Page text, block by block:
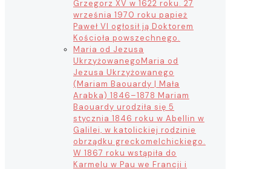
Grzegorz XV w 1622 roku. 27
września 1970 roku papież
Paweł VI ogłosił ją Doktorem
Kościoła powszechnego.
Maria od Jezusa
UkrzyżowanegoMaria od
Jezusa Ukrzyżowanego
(Mariam Baouardy | Mała
Arabka) 1846–1878 Mariam
Baouardy urodziła się 5
stycznia 1846 roku w Abellin w
Galilei, w katolickiej rodzinie
obrządku greckomelchickiego.
W 1867 roku wstąpiła do
Karmelu w Pau we Francji i